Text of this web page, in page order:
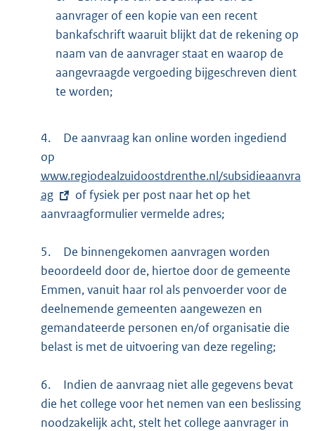
n
k
:
aanvrager of een kopie van een recent
bankafschrift waaruit blijkt dat de rekening op
naam van de aanvrager staat en waarop de
aangevraagde vergoeding bijgeschreven dient
te worden;
4.
De aanvraag kan online worden ingediend
op
x
e
e
l
i
n
k
www.regiodealzuidoostdrenthe.nl/subsidieaanvra
ag
of fysiek per post naar het op het
aanvraagformulier vermelde adres;
5.
De binnengekomen aanvragen worden
beoordeeld door de, hiertoe door de gemeente
Emmen, vanuit haar rol als penvoerder voor de
deelnemende gemeenten aangewezen en
gemandateerde personen en/of organisatie die
belast is met de uitvoering van deze regeling;
6.
Indien de aanvraag niet alle gegevens bevat
die het college voor het nemen van een beslissing
noodzakelijk acht, stelt het college aanvrager in